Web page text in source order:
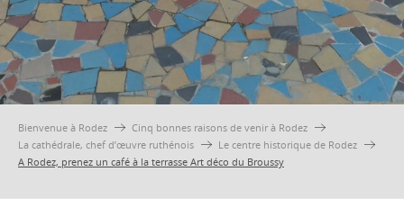
Bienvenue à Rodez
Cinq bonnes raisons de venir à Rodez
La cathédrale, chef d’œuvre ruthénois
Le centre historique de Rodez
A Rodez, prenez un café à la terrasse Art déco du Broussy